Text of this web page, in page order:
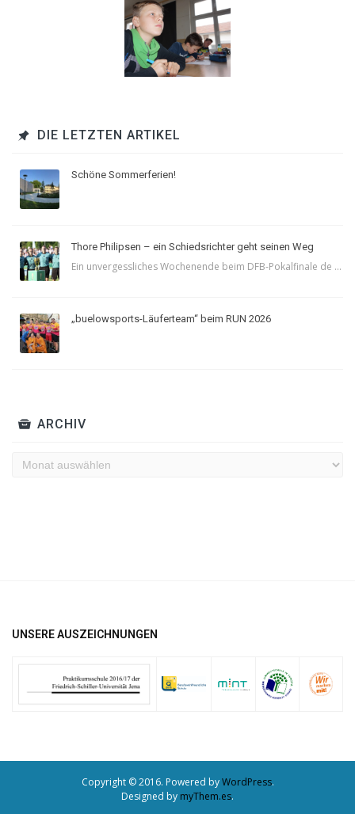
DIE LETZTEN ARTIKEL
Schöne Sommerferien!
Thore Philipsen – ein Schiedsrichter geht seinen Weg
Ein unvergessliches Wochenende beim DFB-Pokalfinale de ...
„buelowsports-Läuferteam“ beim RUN 2026
ARCHIV
Archiv
UNSERE AUSZEICHNUNGEN
Copyright © 2016. Powered byWordPress.
Designed by myThem.es.